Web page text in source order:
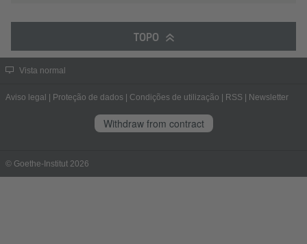
TOPO
Vista normal
Aviso legal Proteção de dados Condições de utilização RSS Newsletter
Withdraw from contract
© Goethe-Institut 2026